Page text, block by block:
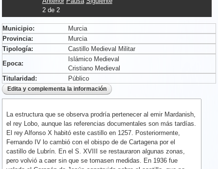
2de 2
Municipio:
Murcia
Provincia:
Murcia
Tipología:
Castillo Medieval Militar
Epoca:
Islámico Medieval
Cristiano Medieval
Titularidad:
Público
La estructura que se observa prodría pertenecer al emir Mardanish,
el rey Lobo, aunque las referencias documentales son más tardías.
El rey Alfonso X habitó este castillo en 1257. Posteriormente,
Fernando IV lo cambió con el obispo de de Cartagena por el
castillo de Lubrín. En el S. XVIII se restauraron algunas zonas,
pero volvió a caer sin que se tomasen medidas. En 1936 fue